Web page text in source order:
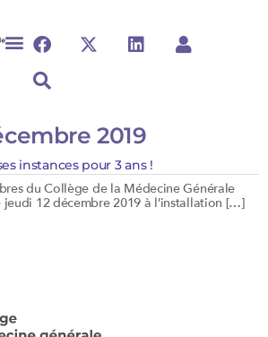
2019
instances pour 3 ans !
du Collège de la Médecine Générale
12 décembre 2019 à l’installation […]